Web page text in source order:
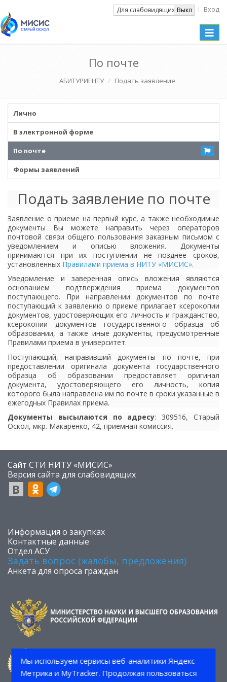
Мы используем сервисы веб-аналитики Яндекс
Метрика и MyTracker. Продолжая пользоваться
Для слабовидящих Выкл Вход
Toggle
По почте
АБИТУРИЕНТУ Подать заявление
Лично
В электронной форме
По почте
Формы заявлений
Подать заявление по почте
Заявление о приеме на первый курс, а также необходимые
документы Вы можете направить через операторов
почтовой связи общего пользования заказным письмом с
уведомлением и описью вложения. Документы
принимаются при их поступлении не позднее сроков,
установленных Правилами приема в НИТУ «МИСИС».
Уведомление и заверенная опись вложения являются
основанием подтверждения приема документов
поступающего. При направлении документов по почте
поступающий к заявлению о приеме прилагает ксерокопии
документов, удостоверяющих его личность и гражданство,
ксерокопии документов государственного образца об
образовании, а также иные документы, предусмотренные
Правилами приема в университет.
Поступающий, направивший документы по почте, при
предоставлении оригинала документа государственного
образца об образовании предоставляет оригинал
документа, удостоверяющего его личность, копия
которого была направлена им по почте в сроки указанные в
ежегодных Правилах приема.
Документы высылаются по адресу: 309516, Старый
Оскол, мкр. Макаренко, 42, приемная комиссия.
Сайт СТИ НИТУ «МИСИС»
​Версия сайта для слабовидящих
​Информация о закупках
Контактные данные
Отдел АСУ
Задать вопрос (жалобы, предложения)
Анкета для опроса граждан